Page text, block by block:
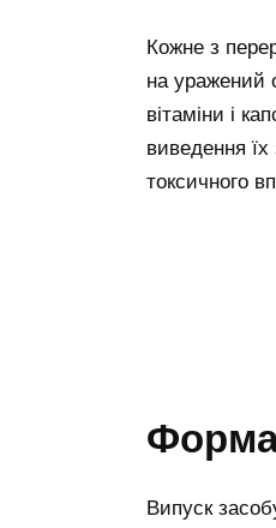
Кожне з
на уражений
вітаміни і
виведення їх
токсичного
Випуск